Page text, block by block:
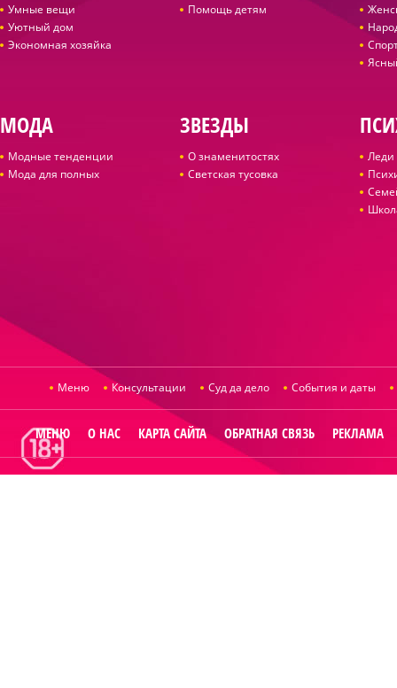
Умные вещи
Уютный дом
Экономная хозяйка
Помощь детям
МОДА
Модные тенденции
Мода для полных
ЗВЕЗДЫ
О знаменитостях
Светская тусовка
Леди
Меню Консультации Суд да дело События и даты
МЕНЮ О НАС КАРТА САЙТА ОБРАТНАЯ СВЯЗЬ РЕКЛАМА